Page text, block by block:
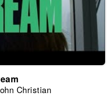
Christian